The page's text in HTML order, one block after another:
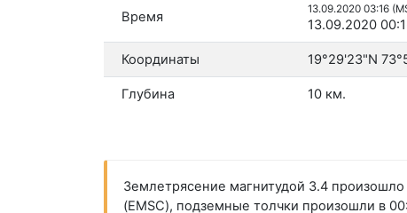
Время 13.09.2020 03:16
13.09.2020
Координаты 19°29'23"N
Глубина 10 км.
Землетрясение магнитудой 3.4
(EMSC), подземные толчки произошли в